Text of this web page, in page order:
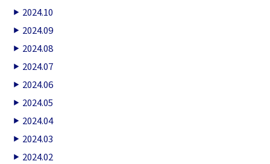
2024.10
2024.09
2024.08
2024.07
2024.06
2024.05
2024.04
2024.03
2024.02